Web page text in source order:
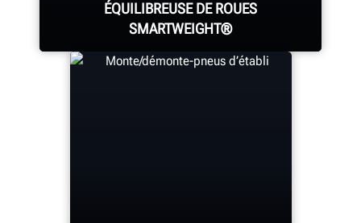
ÉQUILIBREUSE DE ROUES
SMARTWEIGHT®